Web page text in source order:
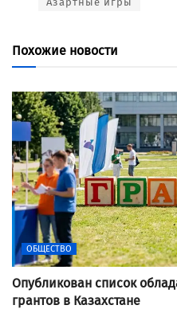
Похожие новости
ОБЩЕСТВО
Опубликован список
грантов в Казахстане